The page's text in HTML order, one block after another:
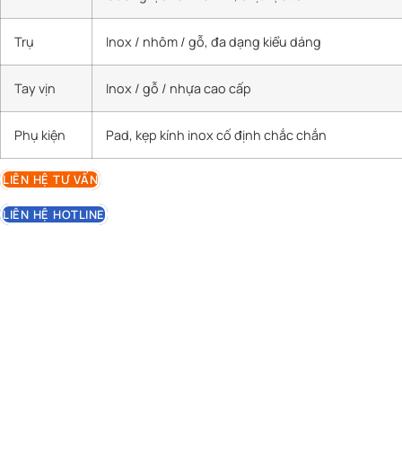
Trụ Inox / nhôm / gỗ, đa dạng kiểu dáng
Tay vịn Inox / gỗ / nhựa cao cấp
Phụ kiện Pad, kẹp kính inox cố định chắc chắn
LIÊN HỆ TƯ VẤN
LIÊN HỆ HOTLINE